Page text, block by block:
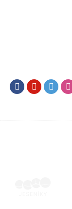
FacebookYoutube